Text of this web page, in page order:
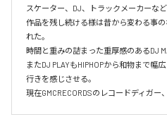
スケーター、DJ、トラックメーカーな
作品を残し続ける様は昔から変わる事
れた。
時間と重みの詰まった重厚感のあるDJ
またDJ PLAYもHIPHOPから和物まで幅
行きを感じさせる。
現在GMCRECORDSのレコードディガー